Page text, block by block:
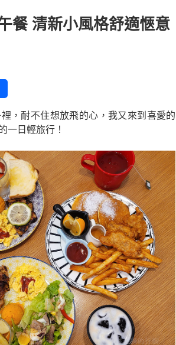
餐 清新小風格舒適愜意
，耐不住想放飛的心，我又來到喜愛的
一日輕旅行！